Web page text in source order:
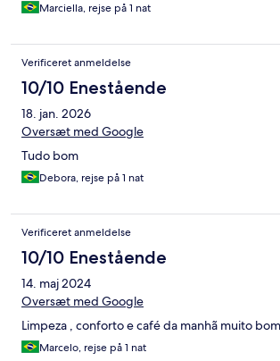
Marciella, rejse på 1 nat
Verificeret anmeldelse
10/10 Enestående
18. jan. 2026
Oversæt med Google
Tudo bom
Debora, rejse på 1 nat
Verificeret anmeldelse
10/10 Enestående
14. maj 2024
Oversæt med Google
Limpeza , conforto e café da manhã muito
Marcelo, rejse på 1 nat